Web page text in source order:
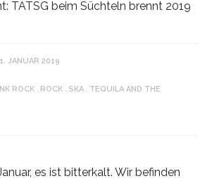
JANUAR 2019
ROCK ROCK SKA TEQUILA AND THE
es ist bitterkalt. Wir befinden